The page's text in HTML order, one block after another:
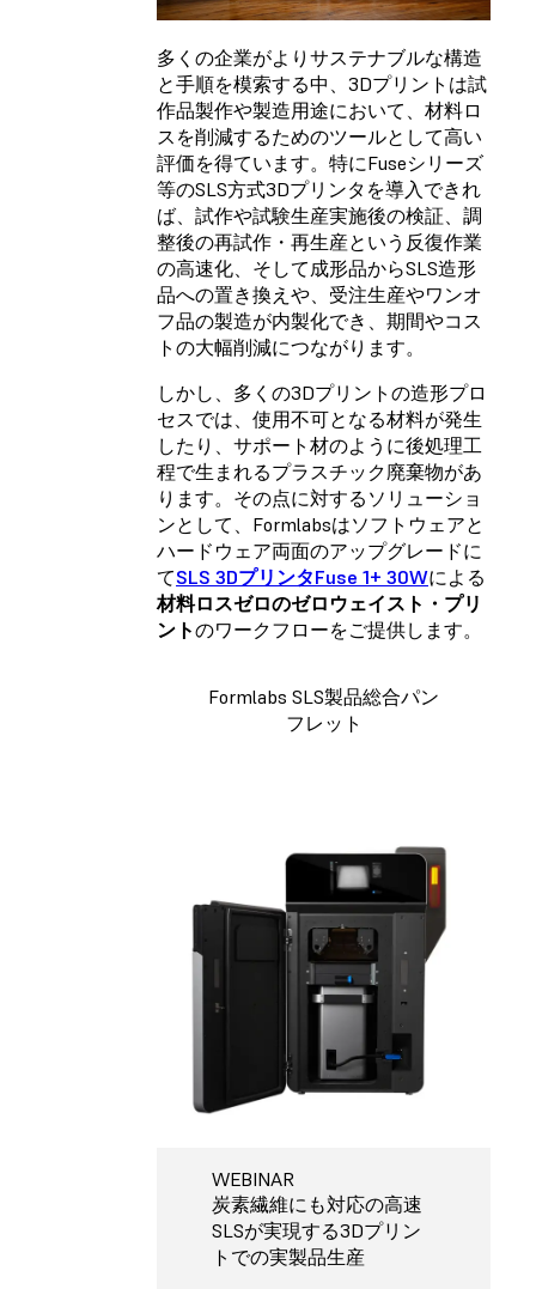
多くの企業がよりサステナブルな構造
と手順を模索する中、3Dプリントは試
作品製作や製造用途において、材料ロ
スを削減するためのツールとして高い
評価を得ています。特にFuseシリーズ
等のSLS方式3Dプリンタを導入できれ
ば、試作や試験生産実施後の検証、調
整後の再試作・再生産という反復作業
の高速化、そして成形品からSLS造形
品への置き換えや、受注生産やワンオ
フ品の製造が内製化でき、期間やコス
トの大幅削減につながります。
しかし、多くの3Dプリントの造形プロ
セスでは、使用不可となる材料が発生
したり、サポート材のように後処理工
程で生まれるプラスチック廃棄物があ
ります。その点に対するソリューショ
ンとして、Formlabsはソフトウェアと
ハードウェア両面のアップグレードに
てSLS 3DプリンタFuse 1+ 30Wによる
材料ロスゼロのゼロウェイスト・プリ
ントのワークフローをご提供します。
Formlabs SLS製品総合パン
フレット
WEBINAR
炭素繊維にも対応の高速
SLSが実現する3Dプリン
トでの実製品生産